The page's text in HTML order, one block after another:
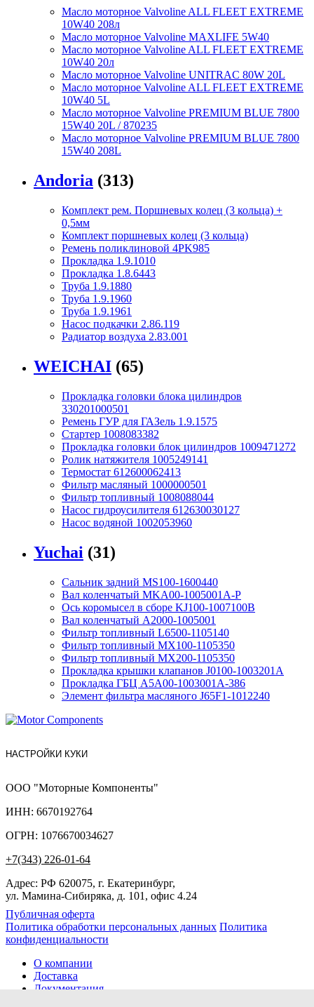
Масло моторное Valvoline ALL FLEET EXTREME
10W40 208л
Масло моторное Valvoline MAXLIFE 5W40
Масло моторное Valvoline ALL FLEET EXTREME
10W40 20л
Масло моторное Valvoline UNITRAC 80W 20L
Масло моторное Valvoline ALL FLEET EXTREME
10W40 5L
Масло моторное Valvoline PREMIUM BLUE 7800
15W40 20L / 870235
Масло моторное Valvoline PREMIUM BLUE 7800
15W40 208L
Andoria (313)
Комплект рем. Поршневых колец (3 кольца) +
0,5мм
Комплект поршневых колец (3 кольца)
Ремень поликлиновой 4PK985
Прокладка 1.9.1010
Прокладка 1.8.6443
Труба 1.9.1880
Труба 1.9.1960
Труба 1.9.1961
Насос подкачки 2.86.119
Радиатор воздуха 2.83.001
WEICHAI (65)
Прокладка головки блока цилиндров
330201000501
Ремень ГУР для ГАЗель 1.9.1575
Стартер 1008083382
Прокладка головки блок цилиндров 1009471272
Ролик натяжителя 1005249141
Термостат 612600062413
Фильтр масляный 1000000501
Фильтр топливный 1008088044
Насос гидроусилителя 612630030127
Насос водяной 1002053960
Yuchai (31)
Сальник задний MS100-1600440
Вал коленчатый MKA00-1005001A-P
Ось коромысел в сборе KJ100-1007100B
Вал коленчатый A2000-1005001
Фильтр топливный L6500-1105140
Фильтр топливный MX100-1105350
Фильтр топливный MX200-1105350
Прокладка крышки клапанов J0100-1003201A
Прокладка ГБЦ A5A00-1003001A-386
Элемент фильтра масляного J65F1-1012240
НАСТРОЙКИ КУКИ
ООО "Моторные Компоненты"
ИНН: 6670192764
ОГРН: 1076670034627
+7(343) 226-01-64
Адрес: РФ 620075, г. Екатеринбург,
ул. Мамина-Сибиряка, д. 101, офис 4.24
Публичная оферта
Политика обработки персональных данных Политика
конфиденциальности
О компании
Доставка
Документация